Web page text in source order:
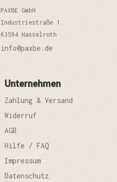
PAXBE GmbH
Industriestraße 1
63594 Hasselroth
info@paxbe.de
Unternehmen
Zahlung & Versand
Widerruf
AGB
Hilfe / FAQ
Impressum
Datenschutz